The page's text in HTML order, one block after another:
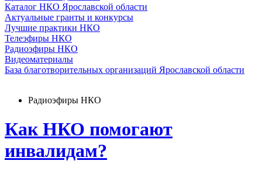
Каталог НКО Ярославской области
Актуальные гранты и конкурсы
Лучшие практики НКО
Телеэфиры НКО
Радиоэфиры НКО
Видеоматериалы
База благотворительных организаций Ярославской области
Радиоэфиры НКО
Как НКО помогают
инвалидам?